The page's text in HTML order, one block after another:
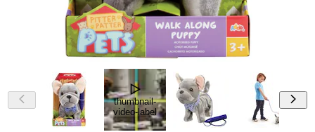
thumbnail-
video-label